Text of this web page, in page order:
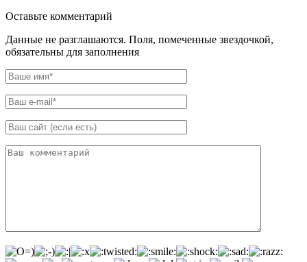
Оставьте комментарий
Данные не разглашаются. Поля, помеченные звездочкой,
обязательны для заполнения